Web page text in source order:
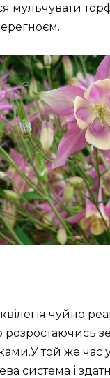
мульчувати
чуйно
той же час
система і